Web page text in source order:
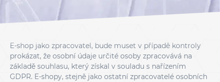
E-shop jako zpracovatel, bude muset v případě kontroly
prokázat, že osobní údaje určité osoby zpracovává na
základě souhlasu, který získal v souladu s nařízením
GDPR. E-shopy, stejně jako ostatní zpracovatelé osobních